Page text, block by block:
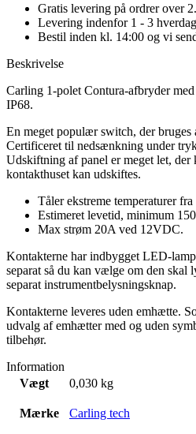
Gratis levering på ordrer over
Levering indenfor 1 - 3
Bestil inden kl. 14:00 og vi
Beskrivelse
Carling 1-polet Contura-afbryder
IP68.
En meget populær switch, der bruges
Certificeret til nedsænkning under
Udskiftning af panel er meget let,
kontakthuset kan udskiftes.
Tåler ekstreme temperaturer
Estimeret levetid, minimum
Max strøm 20A ved 12VDC.
Kontakterne har indbygget LED-
separat så du kan vælge om den skal
separat instrumentbelysningsknap.
Kontakterne leveres uden emhætte.
udvalg af emhætter med og uden
tilbehør.
Information
Vægt
0,030 kg
Mærke Carling tech